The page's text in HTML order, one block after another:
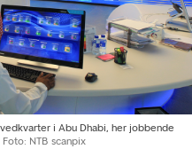
i Abu Dhabi, her jobbende
Foto: NTB scanpix